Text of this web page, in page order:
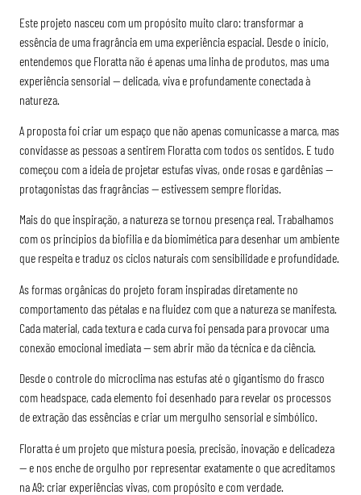
Este projeto nasceu com um propósito muito claro: transformar a
essência de uma fragrância em uma experiência espacial. Desde o início,
entendemos que Floratta não é apenas uma linha de produtos, mas uma
experiência sensorial — delicada, viva e profundamente conectada à
natureza.
A proposta foi criar um espaço que não apenas comunicasse a marca, mas
convidasse as pessoas a sentirem Floratta com todos os sentidos. E tudo
começou com a ideia de projetar estufas vivas, onde rosas e gardênias —
protagonistas das fragrâncias — estivessem sempre floridas.
Mais do que inspiração, a natureza se tornou presença real. Trabalhamos
com os princípios da biofilia e da biomimética para desenhar um ambiente
que respeita e traduz os ciclos naturais com sensibilidade e profundidade.
As formas orgânicas do projeto foram inspiradas diretamente no
comportamento das pétalas e na fluidez com que a natureza se manifesta.
Cada material, cada textura e cada curva foi pensada para provocar uma
conexão emocional imediata — sem abrir mão da técnica e da ciência.
Desde o controle do microclima nas estufas até o gigantismo do frasco
com headspace, cada elemento foi desenhado para revelar os processos
de extração das essências e criar um mergulho sensorial e simbólico.
Floratta é um projeto que mistura poesia, precisão, inovação e delicadeza
— e nos enche de orgulho por representar exatamente o que acreditamos
na A9: criar experiências vivas, com propósito e com verdade.